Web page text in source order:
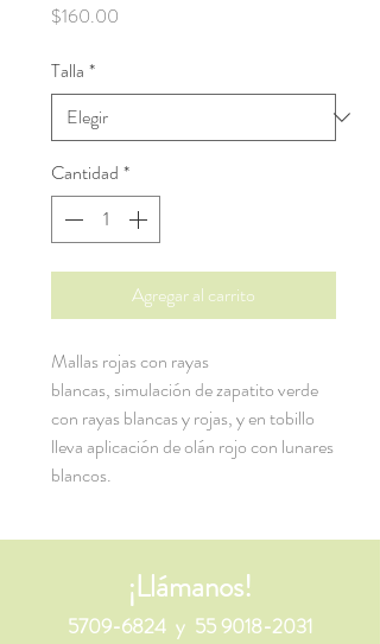
$160.00
Talla *
Cantidad *
Agregar al carrito
Mallas rojas con rayas
blancas, simulación de zapatito verde
con rayas blancas y rojas, y en tobillo
lleva aplicación de olán rojo con lunares
blancos.
¡Llámanos!
5709-6824 y 55 9018-2031